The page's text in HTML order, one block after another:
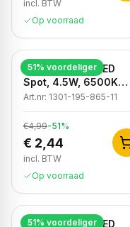
incl. BTW
Op voorraad
51% voordeliger
Dimbare GU10 LED
Spot, 4.5W, 6500K
Koud Wit, IP20
Art.nr: 1301-195-865-11
€4,99-51%
€ 2,44
incl. BTW
Op voorraad
51% voordeliger
Dimbare GU10 LED